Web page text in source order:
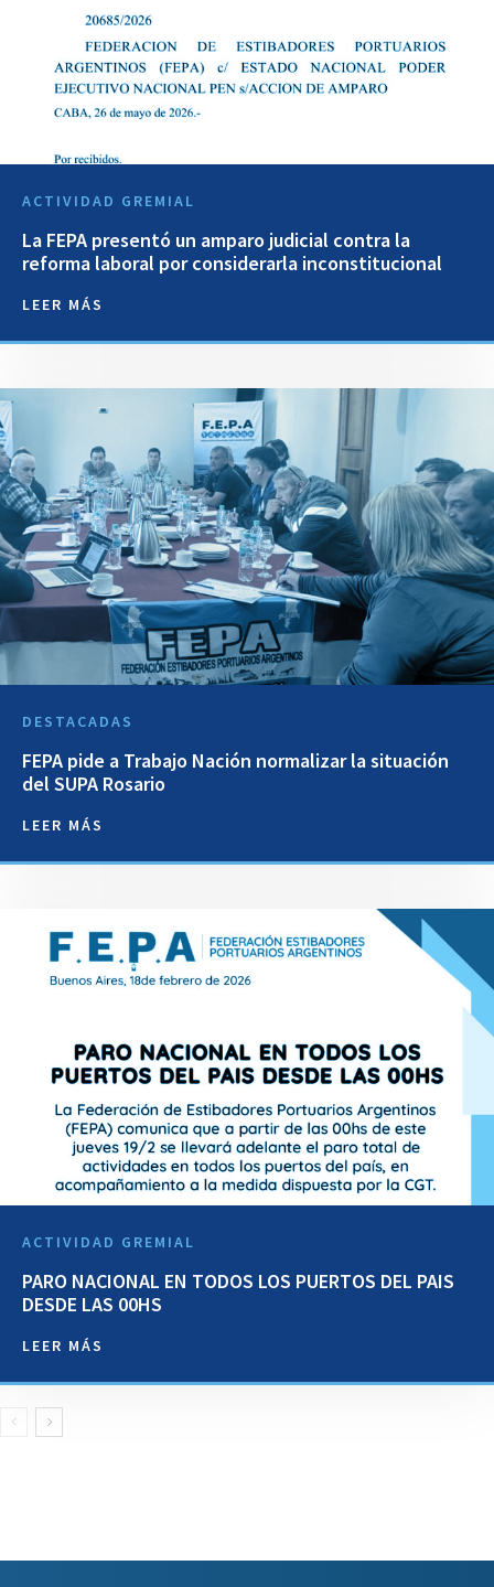
ACTIVIDAD GREMIAL
La FEPA presentó un amparo judicial contra la
reforma laboral por considerarla inconstitucional
LEER MÁS
DESTACADAS
FEPA pide a Trabajo Nación normalizar la situación
del SUPA Rosario
LEER MÁS
ACTIVIDAD GREMIAL
PARO NACIONAL EN TODOS LOS PUERTOS DEL PAIS
DESDE LAS 00HS
LEER MÁS